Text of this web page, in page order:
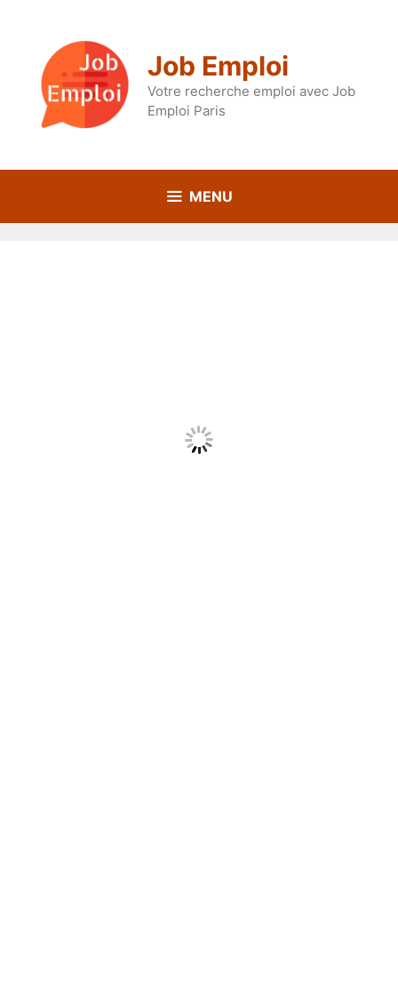
Job Emploi
Votre recherche emploi avec Job
Emploi Paris
MENU